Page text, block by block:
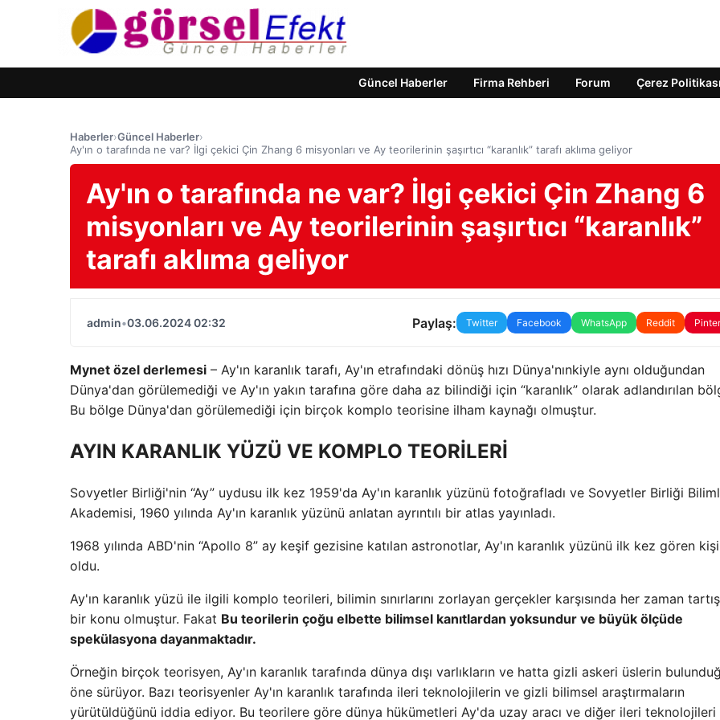
Güncel Haberler Firma Rehberi Forum Çerez Politikası
Haberler›Güncel Haberler›
Ay'ın o tarafında ne var? İlgi çekici Çin Zhang 6 misyonları ve Ay teorilerinin şaşırtıcı “karanlık” tarafı aklıma geliyor
Ay'ın o tarafında ne var? İlgi çekici Çin Zhang 6
misyonları ve Ay teorilerinin şaşırtıcı “karanlık”
tarafı aklıma geliyor
admin•03.06.2024 02:32 Paylaş: Twitter Facebook WhatsApp Reddit
Mynet özel derlemesi – Ay'ın karanlık tarafı, Ay'ın etrafındaki dönüş hızı Dünya'nınkiyle aynı olduğundan
Dünya'dan görülemediği ve Ay'ın yakın tarafına göre daha az bilindiği için “karanlık” olarak adlandırılan
Bu bölge Dünya'dan görülemediği için birçok komplo teorisine ilham kaynağı olmuştur.
AYIN KARANLIK YÜZÜ VE KOMPLO TEORİLERİ
Sovyetler Birliği'nin “Ay” uydusu ilk kez 1959'da Ay'ın karanlık yüzünü fotoğrafladı ve Sovyetler Birliği
Akademisi, 1960 yılında Ay'ın karanlık yüzünü anlatan ayrıntılı bir atlas yayınladı.
1968 yılında ABD'nin “Apollo 8” ay keşif gezisine katılan astronotlar, Ay'ın karanlık yüzünü ilk kez gören
oldu.
Ay'ın karanlık yüzü ile ilgili komplo teorileri, bilimin sınırlarını zorlayan gerçekler karşısında her zaman
bir konu olmuştur. Fakat Bu teorilerin çoğu elbette bilimsel kanıtlardan yoksundur ve büyük ölçüde
spekülasyona dayanmaktadır.
Örneğin birçok teorisyen, Ay'ın karanlık tarafında dünya dışı varlıkların ve hatta gizli askeri üslerin
öne sürüyor. Bazı teorisyenler Ay'ın karanlık tarafında ileri teknolojilerin ve gizli bilimsel araştırmaların
yürütüldüğünü iddia ediyor. Bu teorilere göre dünya hükümetleri Ay'da uzay aracı ve diğer ileri teknolojileri